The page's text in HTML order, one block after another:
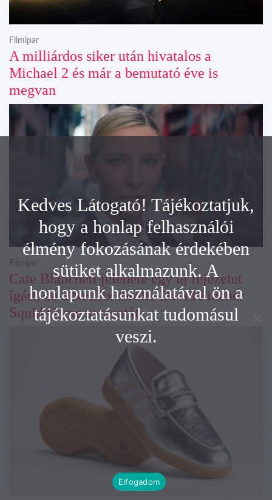
A milliárdos siker után hivatalos a
Michael 2 és már a bemutató éve is
megvan
Filmipar
Cate Blanchett jelenete egy új fejezetet
ígért, de a Netflix törölte David Fincher
Squid Game sorozatát
Filmipar
Kedves Látogató! Tájékoztatjuk,
hogy a honlap felhasználói
élmény fokozásának érdekében
sütiket alkalmazunk. A
honlapunk használatával ön a
tájékoztatásunkat tudomásul
veszi.
Elfogadom